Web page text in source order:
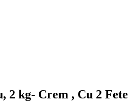
2 kg- Crem , Cu 2 Fete